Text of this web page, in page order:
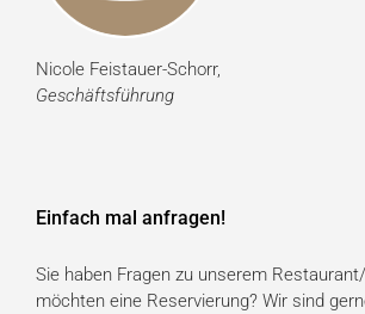
Nicole Feistauer-Schorr,
Geschäftsführung
Einfach mal anfragen!
Sie haben Fragen zu unserem
möchten eine Reservierung? Wir sind